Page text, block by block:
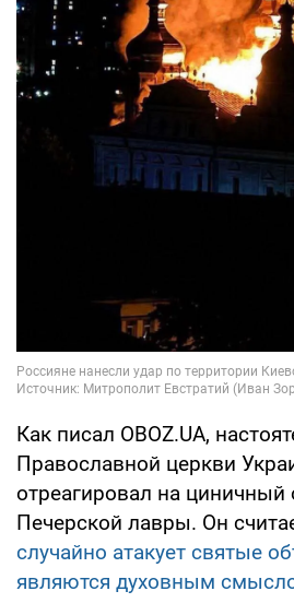
Как писал OBOZ.UA,
Православной церкви
отреагировал на циничный
Печерской лавры. Он
случайно атакует святые
являются духовным